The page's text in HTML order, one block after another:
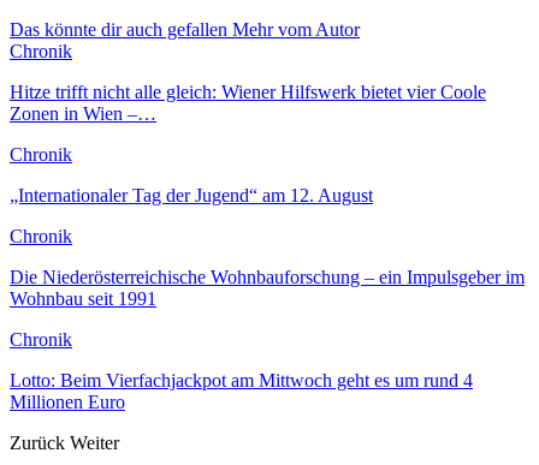
Das könnte dir auch gefallen Mehr vom Autor
Chronik
Hitze trifft nicht alle gleich: Wiener Hilfswerk bietet vier Coole
Zonen in Wien –…
Chronik
„Internationaler Tag der Jugend“ am 12. August
Chronik
Die Niederösterreichische Wohnbauforschung – ein Impulsgeber im
Wohnbau seit 1991
Chronik
Lotto: Beim Vierfachjackpot am Mittwoch geht es um rund 4
Millionen Euro
Zurück Weiter